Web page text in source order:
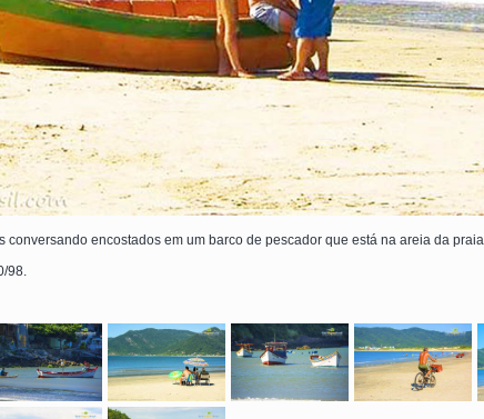
conversando encostados em um barco de pescador que está na areia da praia.
98.